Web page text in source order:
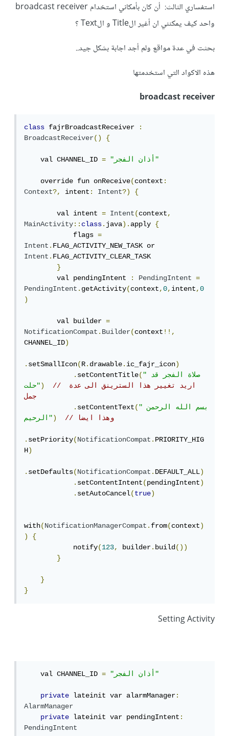
استفساري الثالث: أن كان بأمكاني استخدام broadcast receiver
واحد كيف يمكنني ان أغير الTitle و الText ؟
بحثت في عدة مواقع ولم أجد اجابة بشكل جيد..
هذه الاكواد التي استخدمتها
broadcast receiver
class fajrBroadcastReceiver :
BroadcastReceiver() {
    val CHANNEL_ID
= "أذان الفجر"
    override fun onReceive
(context:
Context?, intent: Intent?) {
        val intent
= Intent(context,
MainActivity::class.java).apply {
            flags
=
Intent.
Intent.FLAG_ACTIVITY_CLEAR_TASK
}
        val pendingIntent
: PendingIntent
=
PendingIntent.getActivity(context,0,intent,0
)
        val builder
=
NotificationCompat.Builder(context!!,
CHANNEL_ID)
.setSmallIcon(R.drawable.ic_fajr_icon)
.setContentTitle("صلاة الفجر قد
حلت")
// اريد تغيير هذا السترينق الى عدة
جمل
.setContentText("بسم الله الرحمن
الرحيم") // وهذا ايضا
.setPriority(NotificationCompat.PRIORITY_HIG
H)
.setDefaults(NotificationCompat.DEFAULT_ALL)
.setContentIntent(pendingIntent)
.setAutoCancel(true)
with(NotificationManagerCompat.from(context)
)
{
            notify
(123, builder.build())
}
}
}
Setting Activity
    val CHANNEL_ID
= "أذان الفجر"
private lateinit var alarmManager:
AlarmManager
private lateinit var pendingIntent:
PendingIntent